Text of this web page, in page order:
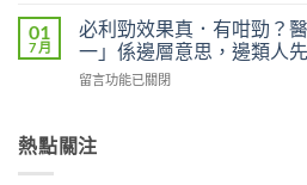
多
久？〉
中
者
真
評
效
Oral
Jelly）
整
西
而
鋼
（Viagra，
西
非）
01
7 月
必利勁效果真．有咁勁？
一」係邊層意思，邊類人
在
勁
效
留言功能已關閉
熱點關注